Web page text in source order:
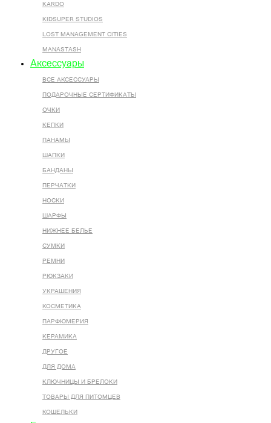
KARDO
KIDSUPER STUDIOS
LOST MANAGEMENT CITIES
MANASTASH
Аксессуары
ВСЕ AКСЕССУАРЫ
ПОДАРОЧНЫЕ СЕРТИФИКАТЫ
ОЧКИ
КЕПКИ
ПАНАМЫ
ШАПКИ
БАНДАНЫ
ПЕРЧАТКИ
НОСКИ
ШАРФЫ
НИЖНЕЕ БЕЛЬЕ
СУМКИ
РЕМНИ
РЮКЗАКИ
УКРАШЕНИЯ
КОСМЕТИКА
ПАРФЮМЕРИЯ
КЕРАМИКА
ДРУГОЕ
ДЛЯ ДОМА
КЛЮЧНИЦЫ И БРЕЛОКИ
ТОВАРЫ ДЛЯ ПИТОМЦЕВ
КОШЕЛЬКИ